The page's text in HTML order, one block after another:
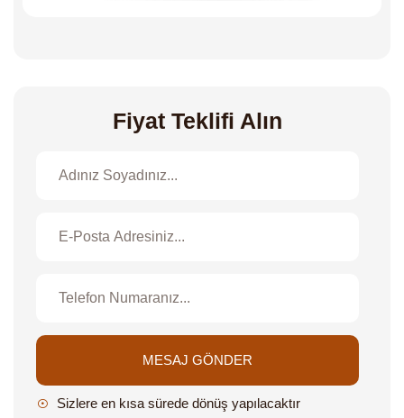
Fiyat Teklifi Alın
MESAJ GÖNDER
Sizlere en kısa sürede dönüş yapılacaktır